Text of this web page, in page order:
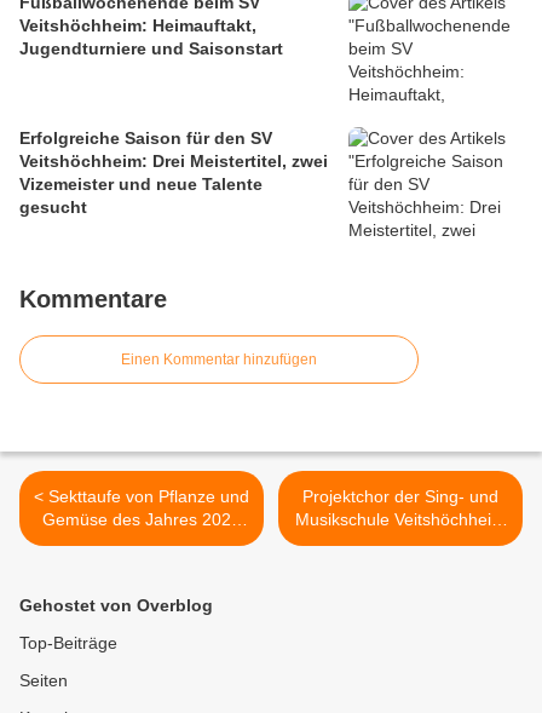
Veitshöchheim: Heimauftakt,
Jugendturniere und Saisonstart
Erfolgreiche Saison für den SV
Veitshöchheim: Drei Meistertitel, zwei
Vizemeister und neue Talente
gesucht
Kommentare
Einen Kommentar hinzufügen
< Sekttaufe von Pflanze und
Gemüse des Jahres 2024
durch Regierungspräsident
Sternengeranie "Bella
Stella" leuchtet in der Farbe
weiß, die Tomaten-Kombi
„Tommis Meistertrio“ in den
Projektchor der Sing- und
Musikschule Veitshöchheim
macht Konzertreise in die
Gehostet von Overblog
Top-Beiträge
Seiten